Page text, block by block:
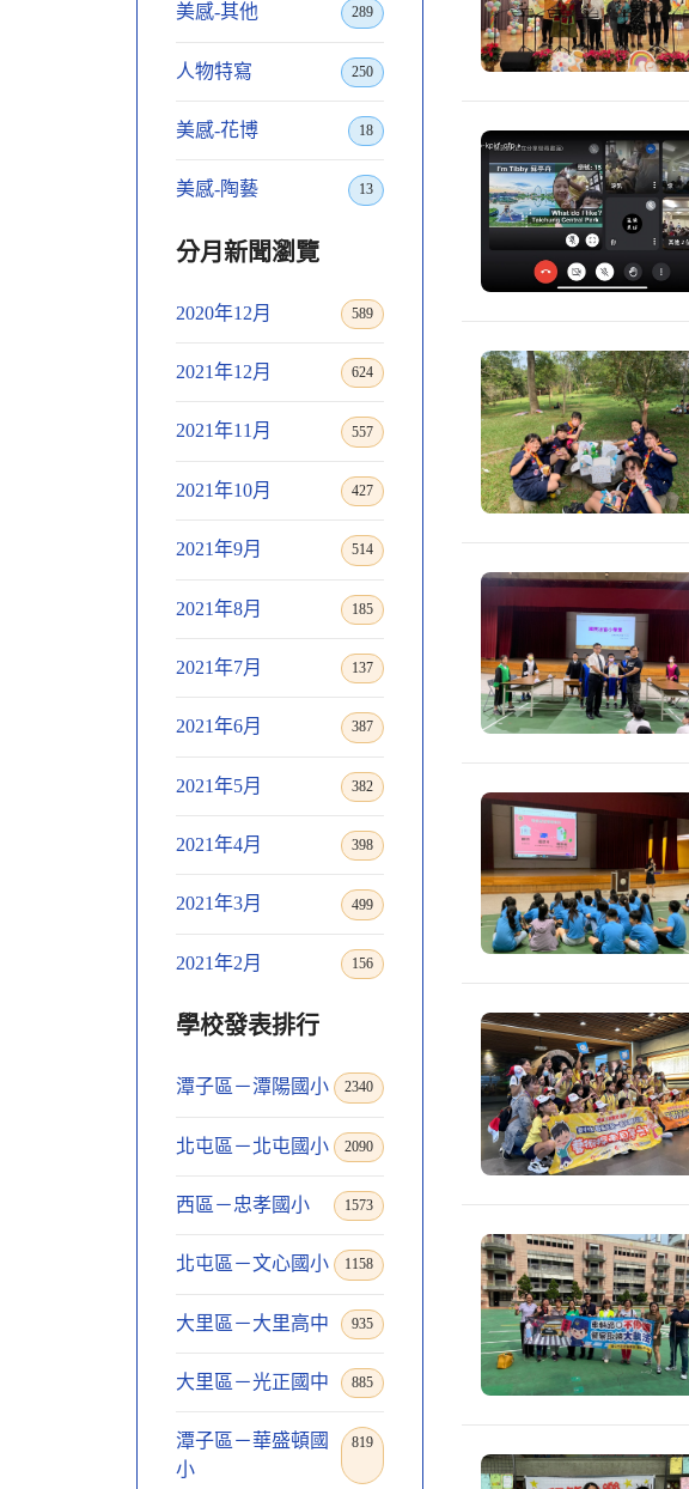
美感-其他 289
人物特寫 250
美感-花博 18
美感-陶藝 13
分月新聞瀏覽
2020年12月 589
2021年12月 624
2021年11月 557
2021年10月 427
2021年9月 514
2021年8月 185
2021年7月 137
2021年6月 387
2021年5月 382
2021年4月 398
2021年3月 499
2021年2月 156
學校發表排行
潭子區－潭陽國小 2340
北屯區－北屯國小 2090
西區－忠孝國小 1573
北屯區－文心國小 1158
大里區－大里高中 935
大里區－光正國中 885
潭子區－華盛頓國
小
819